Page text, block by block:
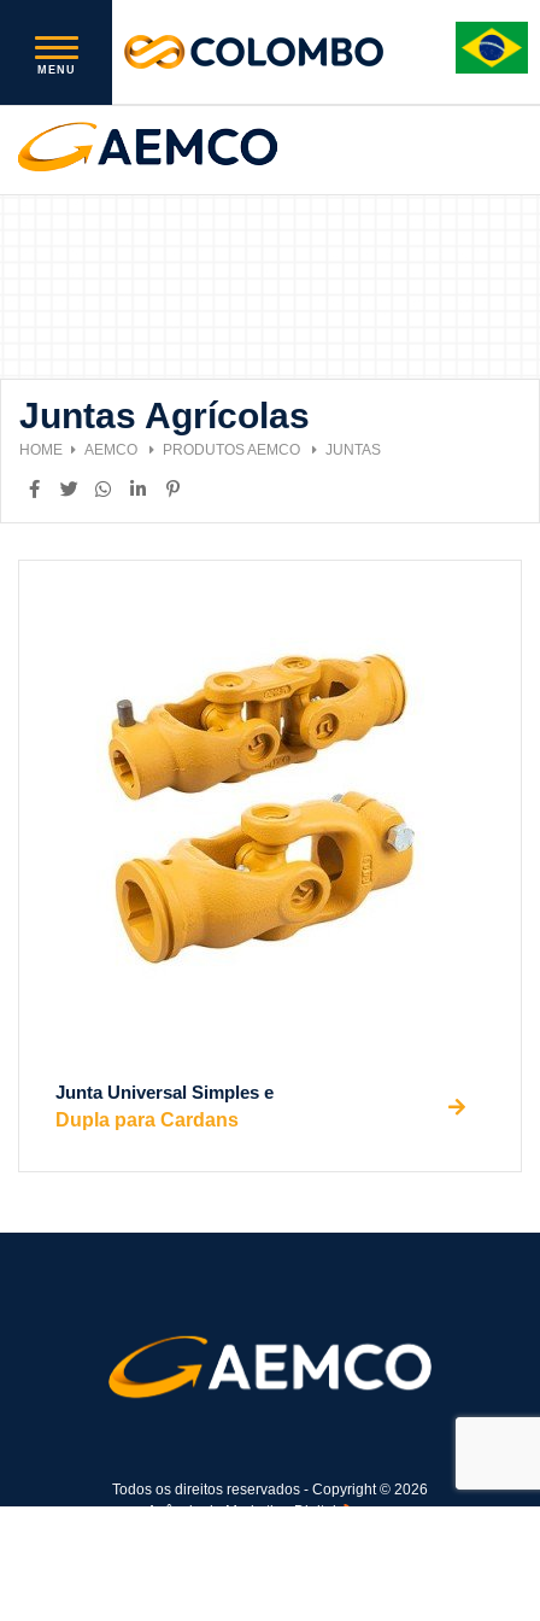
Juntas Agrícolas
HOME AEMCO PRODUTOS AEMCO JUNTAS
Junta Universal Simples e
Dupla para Cardans
Todos os direitos reservados - Copyright © 2026
Agência de Marketing Digital